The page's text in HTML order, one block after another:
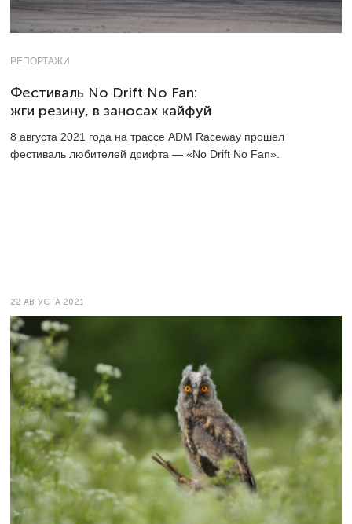
РЕПОРТАЖИ
Фестиваль No Drift No Fan:
жги резину, в заносах кайфуй
8 августа 2021 года на трассе ADM Raceway прошел
фестиваль любителей дрифта — «No Drift No Fan».
22 АВГУСТА 2021